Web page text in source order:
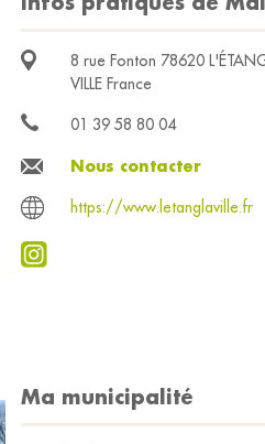
8 rue Fonton 78620
VILLE France
01 39 58 80 04
Nous contacter
https://www.letanglaville.fr
Ma municipalité